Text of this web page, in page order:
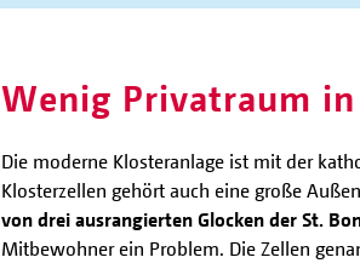
Wenig Privatraum
Die moderne Klosteranlage ist mit der
Klosterzellen gehört auch eine große
von drei ausrangierten Glocken der St.
Mitbewohner ein Problem. Die Zellen